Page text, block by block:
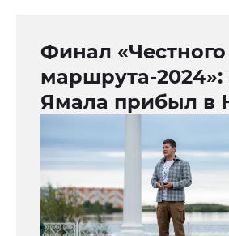
Финал «Честного
маршрута-2024»:
Ямала прибыл в